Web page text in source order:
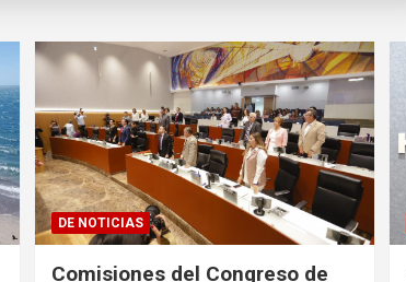
DE NOTICIAS
Comisiones del Congreso de